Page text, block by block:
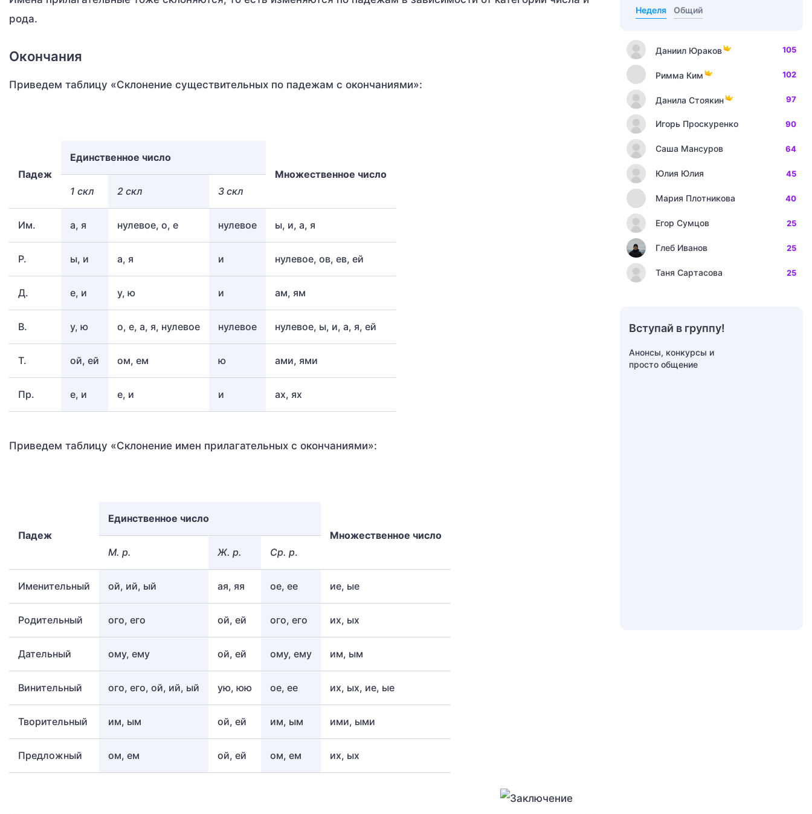
рода.
Окончания
Приведем таблицу «Склонение существительных по падежам с окончаниями»:
Падеж
Единственное число
Множественное число
1 скл
2 скл 3 скл
Им. а, я нулевое, о, е нулевое ы, и, а, я
Р. ы, и а, я и нулевое, ов, ев, ей
Д. е, и у, ю и ам, ям
В. у, ю о, е, а, я, нулевое нулевое нулевое, ы, и, а, я, ей
Т. ой, ей ом, ем ю ами, ями
Пр. е, и е, и и ах, ях
Приведем таблицу «Склонение имен прилагательных с окончаниями»:
Падеж
Единственное число
Множественное число
М. р.
Ж. р. Ср. р.
Именительный ой, ий, ый ая, яя ое, ее ие, ые
Родительный ого, его ой, ей ого, его их, ых
Дательный ому, ему ой, ей ому, ему им, ым
Винительный ого, его, ой, ий, ый ую, юю ое, ее их, ых, ие, ые
Творительный им, ым ой, ей им, ым ими, ыми
Предложный ом, ем ой, ей ом, ем их, ых
Неделя Общий
Даниил Юраков 105
Римма Ким 102
Данила Стоякин 97
Игорь Проскуренко 90
Саша Мансуров 64
Юлия Юлия 45
Мария Плотникова 40
Егор Сумцов 25
Глеб Иванов 25
Таня Сартасова 25
Вступай в группу!
Анонсы, конкурсы и
просто общение